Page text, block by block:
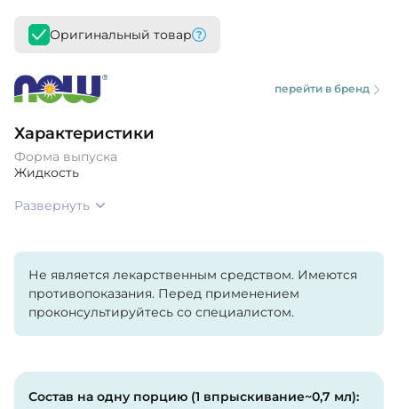
Оригинальный товар
перейти в бренд
Характеристики
Форма выпуска
Жидкость
Развернуть
Не является лекарственным средством. Имеются
противопоказания. Перед применением
проконсультируйтесь со специалистом.
Состав на одну порцию (1 впрыскивание~0,7 мл):